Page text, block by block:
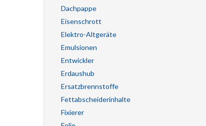
Dachpappe
Eisenschrott
Elektro-Altgeräte
Emulsionen
Entwickler
Erdaushub
Ersatzbrennstoffe
Fettabscheiderinhalte
Fixierer